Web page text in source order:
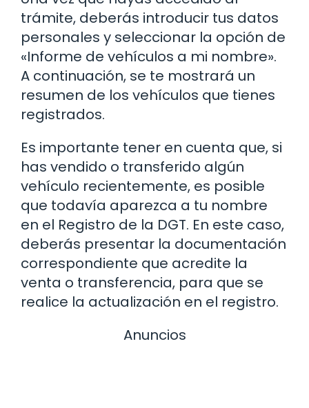
trámite, deberás introducir tus datos
personales y seleccionar la opción de
«Informe de vehículos a mi nombre».
A continuación, se te mostrará un
resumen de los vehículos que tienes
registrados.
Es importante tener en cuenta que, si
has vendido o transferido algún
vehículo recientemente, es posible
que todavía aparezca a tu nombre
en el Registro de la DGT. En este caso,
deberás presentar la documentación
correspondiente que acredite la
venta o transferencia, para que se
realice la actualización en el registro.
Anuncios